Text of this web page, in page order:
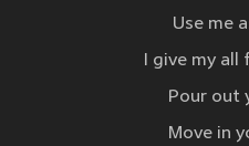
Use me
I give my all
Pour out
Move in